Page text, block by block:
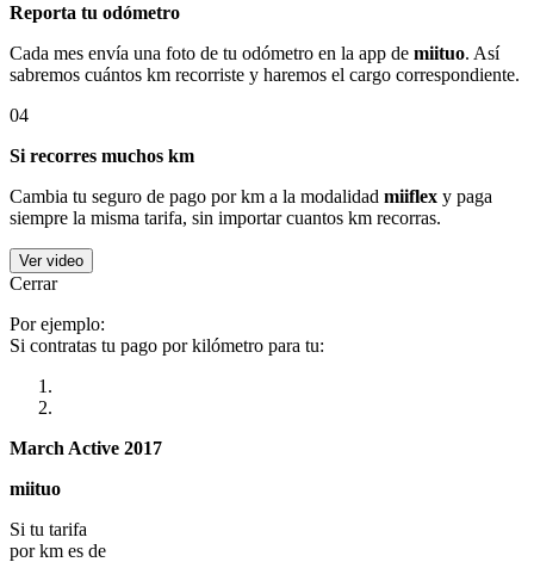
Reporta tu odómetro
Cada mes envía una foto de tu odómetro en la app de miituo. Así
sabremos cuántos km recorriste y haremos el cargo correspondiente.
04
Si recorres muchos km
Cambia tu seguro de pago por km a la modalidad miiflex y paga
siempre la misma tarifa, sin importar cuantos km recorras.
Ver video
Cerrar
Por ejemplo:
Si contratas tu pago por kilómetro para tu:
March Active 2017
miituo
Si tu tarifa
por km es de